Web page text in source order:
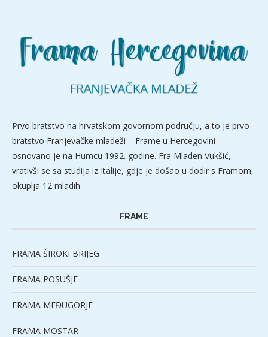
Prvo bratstvo na hrvatskom govornom području, a to je prvo
bratstvo Franjevačke mladeži – Frame u Hercegovini
osnovano je na Humcu 1992. godine. Fra Mladen Vukšić,
vrativši se sa studija iz Italije, gdje je došao u dodir s Framom,
okuplja 12 mladih.
FRAME
FRAMA ŠIROKI BRIJEG
FRAMA POSUŠJE
FRAMA MEĐUGORJE
FRAMA MOSTAR